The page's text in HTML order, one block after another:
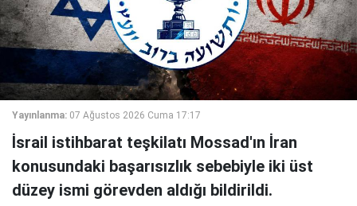
Yayınlanma: 07 Ağustos 2026 Cuma 17:17
İsrail istihbarat teşkilatı Mossad'ın İran
konusundaki başarısızlık sebebiyle iki üst
düzey ismi görevden aldığı bildirildi.